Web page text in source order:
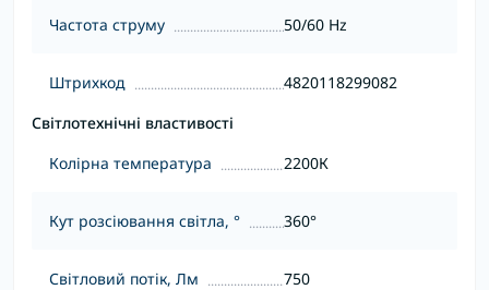
Частота струму 50/60 Hz
Штрихкод
4820118299082
Світлотехнічні властивості
Колірна температура
2200К
Кут розсіювання світла, ° 360°
Світловий потік, Лм 750